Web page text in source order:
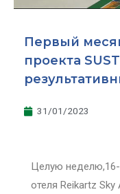
Первый
проекта
31/01/2023
Целую неделю,16-
отеля Reikartz